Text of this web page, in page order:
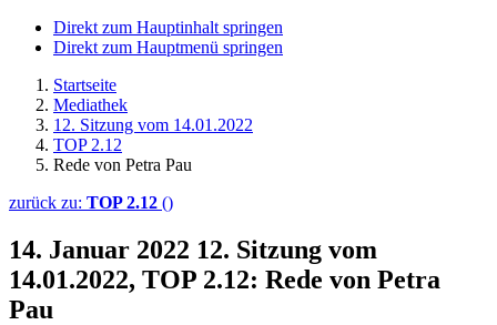
Direkt zum Hauptinhalt springen
Direkt zum Hauptmenü springen
Startseite
Mediathek
12. Sitzung vom 14.01.2022
TOP 2.12
Rede von Petra Pau
zurück zu: TOP 2.12 ()
14. Januar 2022 12. Sitzung vom
14.01.2022, TOP 2.12: Rede von Petra
Pau